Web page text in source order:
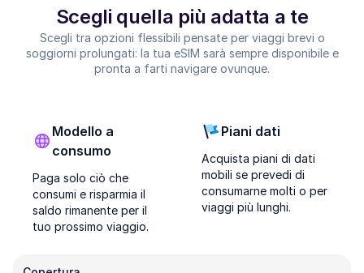
Scegli quella più adatta a te
Scegli tra opzioni flessibili pensate per viaggi brevi o
soggiorni prolungati: la tua eSIM sarà sempre disponibile e
pronta a farti navigare ovunque.
Modello a
consumo
Paga solo ciò che
consumi e risparmia il
saldo rimanente per il
tuo prossimo viaggio.
Piani dati
Acquista piani di dati
mobili se prevedi di
consumarne molti o per
viaggi più lunghi.